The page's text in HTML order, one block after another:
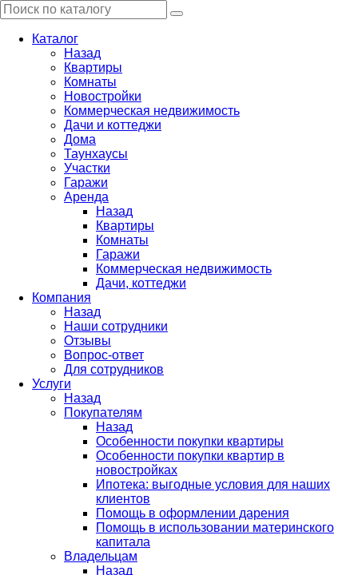
Каталог
Назад
Квартиры
Комнаты
Новостройки
Коммерческая недвижимость
Дачи и коттеджи
Дома
Таунхаусы
Участки
Гаражи
Аренда
Назад
Квартиры
Комнаты
Гаражи
Коммерческая недвижимость
Дачи, коттеджи
Компания
Назад
Наши сотрудники
Отзывы
Вопрос-ответ
Для сотрудников
Услуги
Назад
Покупателям
Назад
Особенности покупки квартиры
Особенности покупки квартир в
новостройках
Ипотека: выгодные условия для наших
клиентов
Помощь в оформлении дарения
Помощь в использовании материнского
капитала
Владельцам
Назад